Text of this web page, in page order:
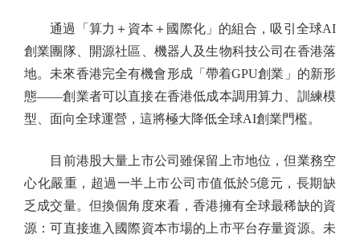
通過「算力＋資本＋國際化」的組合，吸引全球AI
創業團隊、開源社區、機器人及生物科技公司在香港落
地。未來香港完全有機會形成「帶着GPU創業」的新形
態——創業者可以直接在香港低成本調用算力、訓練模
型、面向全球運營，這將極大降低全球AI創業門檻。
目前港股大量上市公司雖保留上市地位，但業務空
心化嚴重，超過一半上市公司市值低於5億元，長期缺
乏成交量。但換個角度來看，香港擁有全球最稀缺的資
源：可直接進入國際資本市場的上市平台存量資源。未